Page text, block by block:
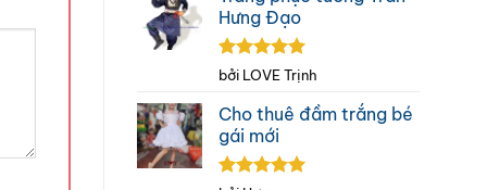
Hưng Đạo
Được xếp
sao
bởi LOVE Trịnh
Cho thuê đầm trắng bé
gái mới